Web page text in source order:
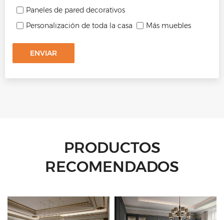
Paneles de pared decorativos
Personalización de toda la casa
Más muebles
ENVIAR
PRODUCTOS
RECOMENDADOS